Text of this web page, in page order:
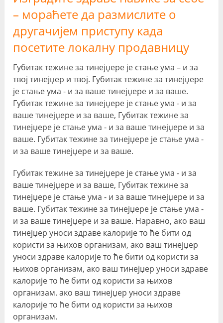
– мораћете да размислите о
другачијем приступу када
посетите локалну продавницу
Губитак тежине за тинејџере је стање ума – и за
твој тинејџер и твој. Губитак тежине за тинејџере
је стање ума - и за ваше тинејџере и за ваше.
Губитак тежине за тинејџере је стање ума - и за
ваше тинејџере и за ваше, Губитак тежине за
тинејџере је стање ума - и за ваше тинејџере и за
ваше. Губитак тежине за тинејџере је стање ума -
и за ваше тинејџере и за ваше.
Губитак тежине за тинејџере је стање ума - и за
ваше тинејџере и за ваше, Губитак тежине за
тинејџере је стање ума - и за ваше тинејџере и за
ваше. Губитак тежине за тинејџере је стање ума -
и за ваше тинејџере и за ваше. Наравно, ако ваш
тинејџер уноси здраве калорије то ће бити од
користи за њихов организам, ако ваш тинејџер
уноси здраве калорије то ће бити од користи за
њихов организам, ако ваш тинејџер уноси здраве
калорије то ће бити од користи за њихов
организам. ако ваш тинејџер уноси здраве
калорије то ће бити од користи за њихов
организам.